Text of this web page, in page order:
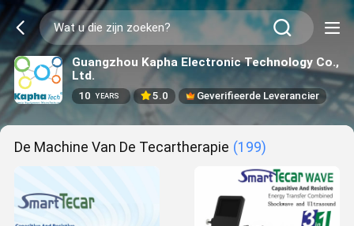
Guangzhou Kapha Electronic Technology Co.,
Ltd.
10 YEARS 5.0 Geverifieerde Leverancier
De Machine Van De Tecartherapie (199)